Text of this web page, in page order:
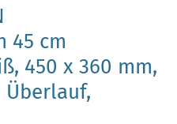
45 cm
450 x 360 mm,